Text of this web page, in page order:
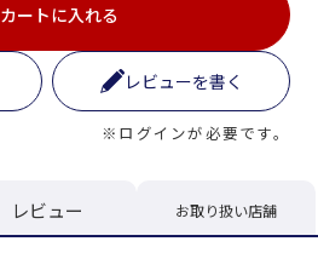
カートに入れる
レビューを書く
※ログインが必要です。
レビュー お取り扱い店舗